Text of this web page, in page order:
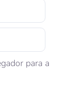
para a